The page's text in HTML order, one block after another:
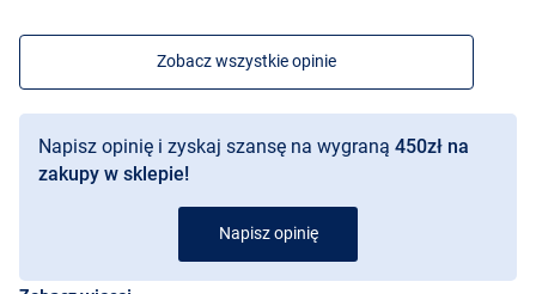
Zobacz wszystkie opinie
Napisz opinię i zyskaj szansę na wygraną 450zł na
zakupy w sklepie!
Napisz opinię